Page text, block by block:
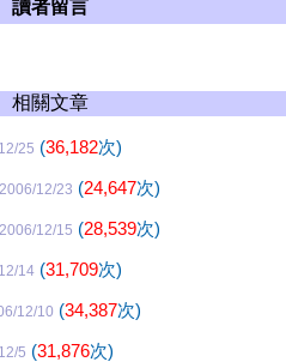
讀者留言
相關文章
25 (36,182次)
2006/12/23 (24,647次)
2006/12/15 (28,539次)
14 (31,709次)
12/10 (34,387次)
5 (31,876次)